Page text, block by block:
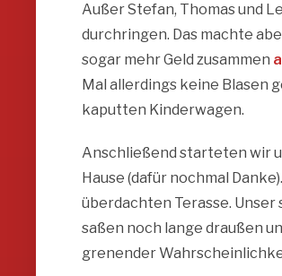
Außer Stefan, Thomas und
durchringen. Das machte
sogar mehr Geld zusammen
Mal allerdings keine Blasen
kaputten Kinderwagen.
Anschließend starteten wir
Hause (dafür nochmal
überdachten Terasse.
saßen noch lange draußen
grenender